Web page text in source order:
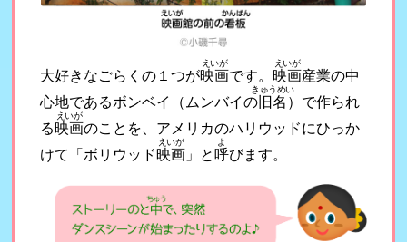
大好きなごらくの１つが映画
えいが
です。 映画
えいが
産業の中
心地であるボンベイ（ムンバイの 旧名
きゅうめい
）で作られ
る映画
えいが
のことを、アメリカのハリウッドにひっか
けて「ボリウッド映画
えいが
」と 呼
よ
びます。